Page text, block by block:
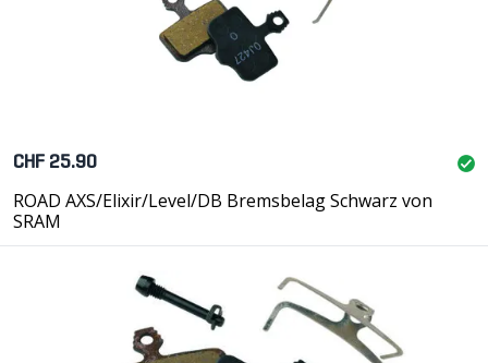
CHF 25.90
ROAD AXS/Elixir/Level/DB Bremsbelag Schwarz von
SRAM